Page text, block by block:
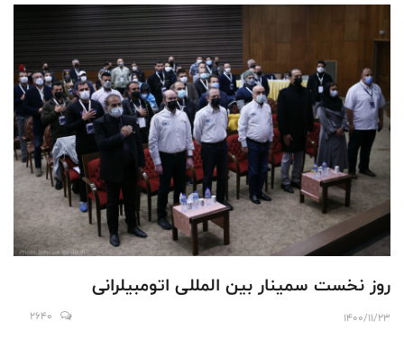
روز نخست سمینار بین المللی اتومبیلرانی
1400/11/23
2640